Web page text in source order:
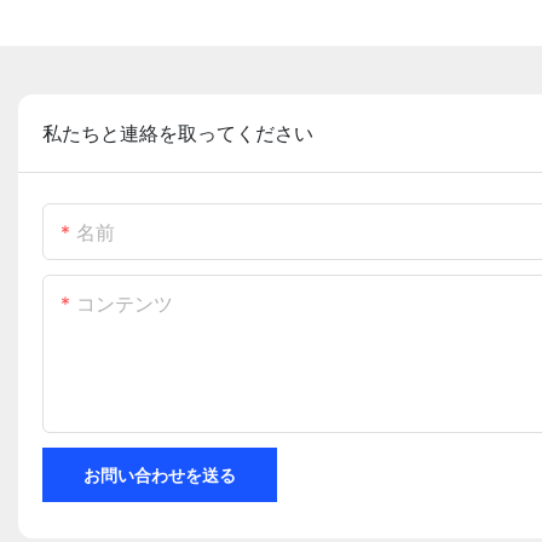
私たちと連絡を取ってください
名前
コンテンツ
お問い合わせを送る